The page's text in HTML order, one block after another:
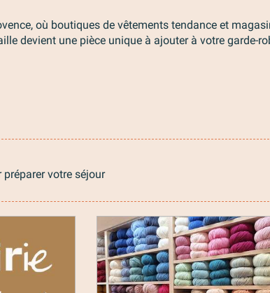
où boutiques de vêtements tendance et
devient une pièce unique à ajouter à votre garde-
votre séjour